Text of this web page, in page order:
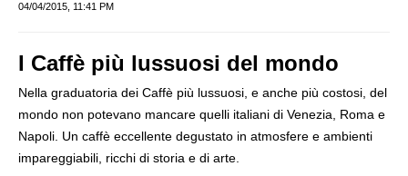
04/04/2015, 11:41 PM
I Caffè più lussuosi del mondo
Nella graduatoria dei Caffè più lussuosi, e anche più costosi, del
mondo non potevano mancare quelli italiani di Venezia, Roma e
Napoli. Un caffè eccellente degustato in atmosfere e ambienti
impareggiabili, ricchi di storia e di arte.